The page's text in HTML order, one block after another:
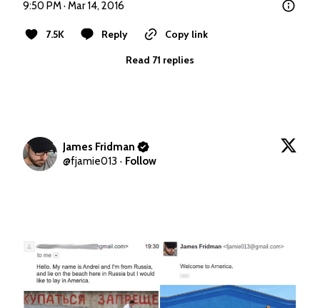
9:50 PM · Mar 14, 2016
7.5K Reply
Copy link
Read 71 replies
James Fridman
@fjamie013 · Follow